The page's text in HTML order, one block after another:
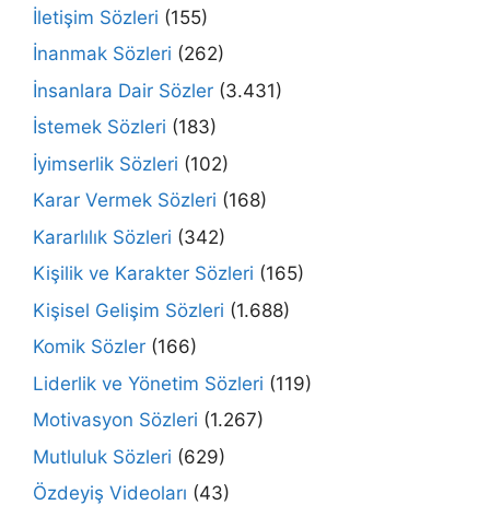
İletişim Sözleri (155)
İnanmak Sözleri (262)
İnsanlara Dair Sözler (3.431)
İstemek Sözleri (183)
İyimserlik Sözleri (102)
Karar Vermek Sözleri (168)
Kararlılık Sözleri (342)
Kişilik ve Karakter Sözleri (165)
Kişisel Gelişim Sözleri (1.688)
Komik Sözler (166)
Liderlik ve Yönetim Sözleri (119)
Motivasyon Sözleri (1.267)
Mutluluk Sözleri (629)
Özdeyiş Videoları (43)